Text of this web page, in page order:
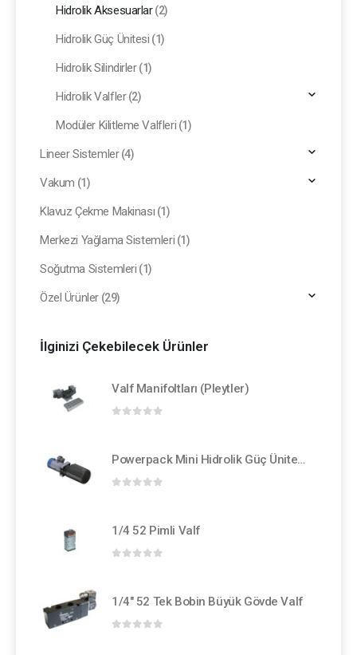
Hidrolik Aksesuarlar (2)
Hidrolik Güç Ünitesi (1)
Hidrolik Silindirler (1)
Hidrolik Valfler (2)
Modüler Kilitleme Valfleri (1)
Lineer Sistemler (4)
Vakum (1)
Klavuz Çekme Makinası (1)
Merkezi Yağlama Sistemleri (1)
Soğutma Sistemleri (1)
Özel Ürünler (29)
İlginizi Çekebilecek Ürünler
Valf Manifoltları (Pleytler)
Powerpack Mini Hidrolik Güç Ünitesi
1/4 52 Pimli Valf
1/4" 52 Tek Bobin Büyük Gövde Valf